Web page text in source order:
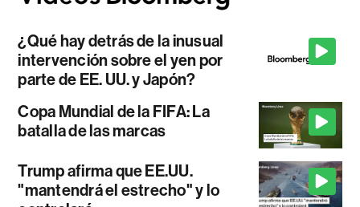
¿Qué hay detrás de la inusual
intervención sobre el yen por
parte de EE. UU. y Japón?
Copa Mundial de la FIFA: La
batalla de las marcas
Trump afirma que EE.UU.
"mantendrá el estrecho" y lo